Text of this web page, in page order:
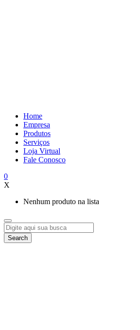
Home
Empresa
Produtos
Serviços
Loja Virtual
Fale Conosco
0
X
Nenhum produto na lista